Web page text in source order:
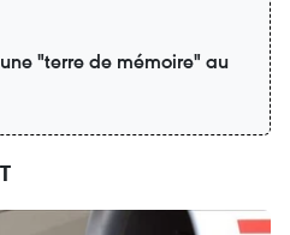
"terre de mémoire" au